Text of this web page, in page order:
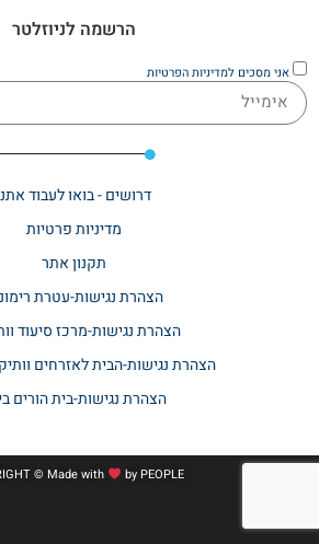
הרשמה לניוזלטר
אני מסכים למדיניות הפרטיות
דרושים - בואו לעבוד
מדיניות פרטיות
תקנון אתר​
הצהרת נגישות-עטרת
הצהרת נגישות-מרכז סיעוד
הצהרת נגישות-הבית לאזרחים
הצהרת נגישות-בית הורים
© Made with by PEOPLE